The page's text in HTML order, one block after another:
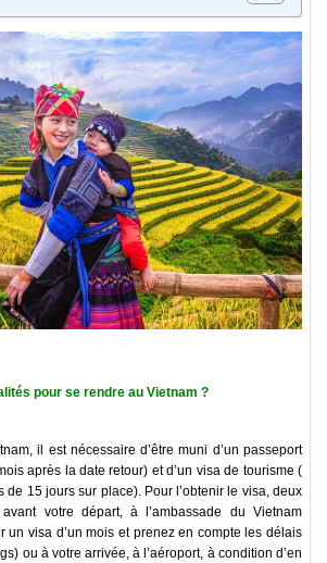
pour se rendre au Vietnam ?
il est nécessaire d’être muni d’un passeport
après la date retour) et d’un visa de tourisme (
de 15 jours sur place). Pour l’obtenir le visa, deux
votre départ, à l’ambassade du Vietnam
un visa d’un mois et prenez en compte les délais
ou à votre arrivée, à l’aéroport, à condition d’en